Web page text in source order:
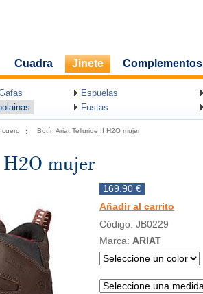
Cuadra Jinete Complementos
Espuelas
Fustas
cuero Botín Ariat Telluride II H2O mujer
mujer
169.90 €
Añadir al carrito
Código: JB0229
Marca: ARIAT